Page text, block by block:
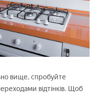
вище, спробуйте
відтінків. Щоб